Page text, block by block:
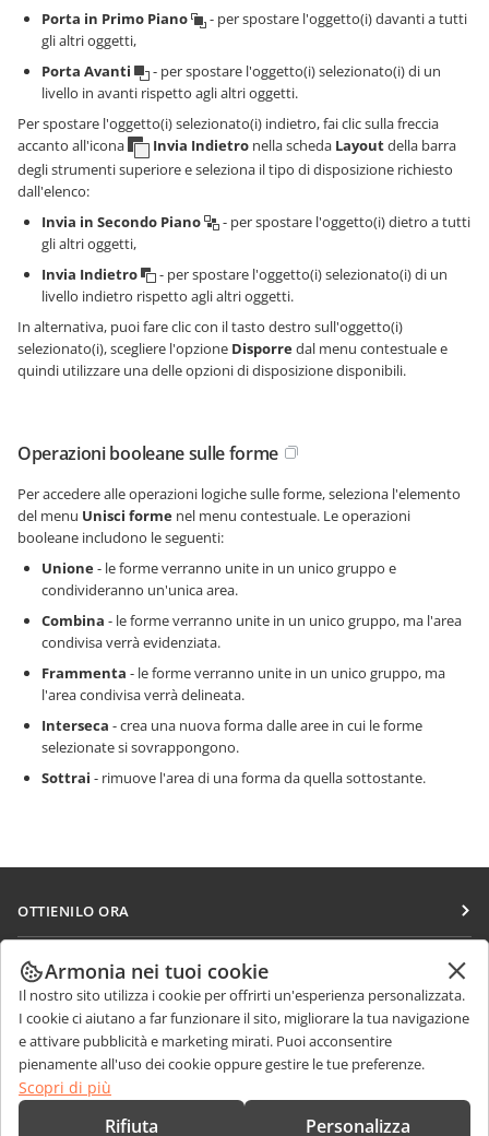
Porta in Primo Piano
- per spostare l'oggetto(i) davanti a tutti
gli altri oggetti,
Porta Avanti
- per spostare l'oggetto(i) selezionato(i) di un
livello in avanti rispetto agli altri oggetti.
Per spostare l'oggetto(i) selezionato(i) indietro, fai clic sulla freccia
accanto all'icona
Invia Indietro nella scheda Layoutdella barra
degli strumenti superiore e seleziona il tipo di disposizione richiesto
dall'elenco:
Invia in Secondo Piano
- per spostare l'oggetto(i) dietro a tutti
gli altri oggetti,
Invia Indietro
- per spostare l'oggetto(i) selezionato(i) di un
livello indietro rispetto agli altri oggetti.
In alternativa, puoi fare clic con il tasto destro sull'oggetto(i)
selezionato(i), scegliere l'opzione Disporredal menu contestuale e
quindi utilizzare una delle opzioni di disposizione disponibili.
Operazioni booleane sulle forme
Per accedere alle operazioni logiche sulle forme, seleziona l'elemento
del menu Unisci forme nel menu contestuale. Le operazioni
booleane includono le seguenti:
Unione- le forme verranno unite in un unico gruppo e
condivideranno un'unica area.
Combina - le forme verranno unite in un unico gruppo, ma l'area
condivisa verrà evidenziata.
Frammenta - le forme verranno unite in un unico gruppo, ma
l'area condivisa verrà delineata.
Interseca - crea una nuova forma dalle aree in cui le forme
selezionate si sovrappongono.
Sottrai - rimuove l'area di una forma da quella sottostante.
OTTIENILO ORA
Docs
DocSpace
Workspace
Connettori
App desktop
COLLABORA
Per i contributori
Per i traduttori
Per gli influencer
Offerte di lavoro
RICEVI NOTIZIE
Blog
RICEVI AIUTO
Forum
CONTATTACI
Armonia nei tuoi cookie
Il nostro sito utilizza i cookie per offrirti un'esperienza personalizzata.
I cookie ci aiutano a far funzionare il sito, migliorare la tua navigazione
e attivare pubblicità e marketing mirati. Puoi acconsentire
pienamente all'uso dei cookie oppure gestire le tue preferenze.
Scopri di più
Rifiuta Personalizza